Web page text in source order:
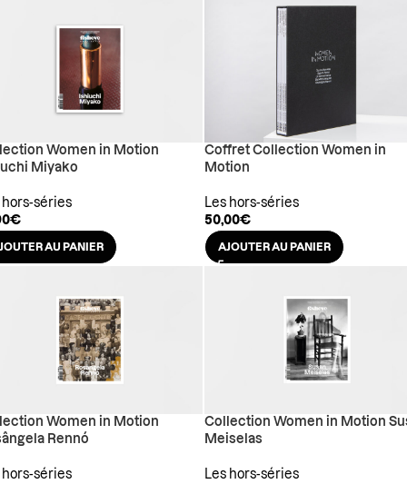
Women in Motion
Miyako
hors-séries
€
AU PANIER
Coffret Collection Women in
Motion
Les hors-séries
50,00€
AJOUTER AU PANIER
Women in Motion
Rennó
hors-séries
Collection Women in Motion
Meiselas
Les hors-séries